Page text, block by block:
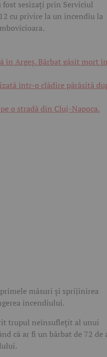
sesizați prin Serviciul
cu privire la un incendiu la
în Argeș. Bărbat găsit mort
într-o clădire părăsită
o stradă din Cluj-Napoca.
măsuri și sprijinirea
incendiului.
trupul neînsuflețit al unui
că ar fi un bărbat de 72 de